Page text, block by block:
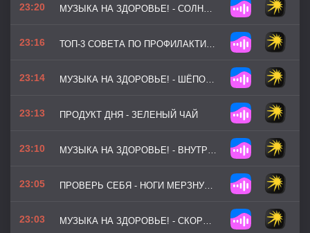
23:20 МУЗЫКА НА ЗДОРОВЬЕ! - СОЛНЕЧНЫЙ ПУЛЬС
23:16 ТОП-3 СОВЕТА ПО ПРОФИЛАКТИКЕ - ТРИ ПРИВЫЧКИ ИЗ ЕЖЕДНЕВНОГО ЧЕК-ЛИСТА
23:14 МУЗЫКА НА ЗДОРОВЬЕ! - ШЁПОТ ЛЕСА
23:13 ПРОДУКТ ДНЯ - ЗЕЛЕНЫЙ ЧАЙ
23:10 МУЗЫКА НА ЗДОРОВЬЕ! - ВНУТРЕННИЙ ФОКУС
23:05 ПРОВЕРЬ СЕБЯ - НОГИ МЕРЗНУТ И БОЛЯТ ПРИ ХОДЬБЕ
23:03 МУЗЫКА НА ЗДОРОВЬЕ! - СКОРОСТЬ МЫСЛИ